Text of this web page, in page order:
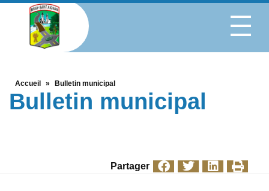
Accueil » Bulletin municipal
Bulletin municipal
Partager